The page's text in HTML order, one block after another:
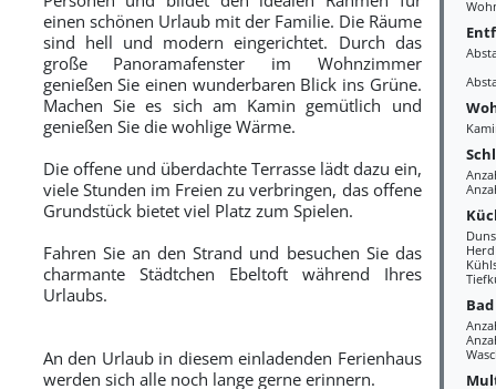
Herd
Bad
einen schönen Urlaub mit der Familie. Die Räume
sind hell und modern eingerichtet. Durch das
große Panoramafenster im Wohnzimmer
genießen Sie einen wunderbaren Blick ins Grüne.
Machen Sie es sich am Kamin gemütlich und
genießen Sie die wohlige Wärme.
Die offene und überdachte Terrasse lädt dazu ein,
viele Stunden im Freien zu verbringen, das offene
Grundstück bietet viel Platz zum Spielen.
Fahren Sie an den Strand und besuchen Sie das
charmante Städtchen Ebeltoft während Ihres
Urlaubs.
An den Urlaub in diesem einladenden Ferienhaus
werden sich alle noch lange gerne erinnern.